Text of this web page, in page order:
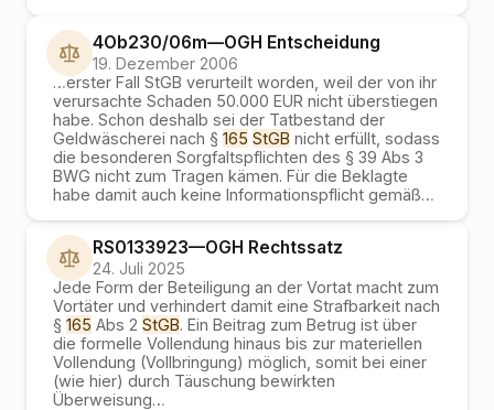
4Ob230/06m—OGH Entscheidung
19. Dezember 2006
…erster Fall StGB verurteilt worden, weil der von ihr
verursachte Schaden 50.000 EUR nicht überstiegen
habe. Schon deshalb sei der Tatbestand der
Geldwäscherei nach § 165 StGB nicht erfüllt, sodass
die besonderen Sorgfaltspflichten des § 39 Abs 3
BWG nicht zum Tragen kämen. Für die Beklagte
habe damit auch keine Informationspflicht gemäß…
RS0133923—OGH Rechtssatz
24. Juli 2025
Jede Form der Beteiligung an der Vortat macht zum
Vortäter und verhindert damit eine Strafbarkeit nach
§ 165 Abs 2 StGB. Ein Beitrag zum Betrug ist über
die formelle Vollendung hinaus bis zur materiellen
Vollendung (Vollbringung) möglich, somit bei einer
(wie hier) durch Täuschung bewirkten
Überweisung…